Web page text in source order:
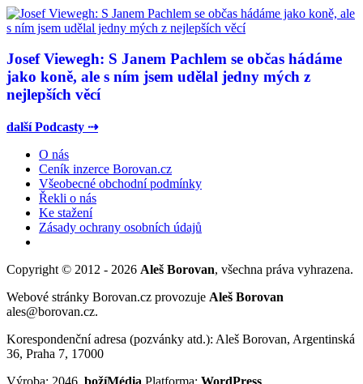
Josef Viewegh: S Janem Pachlem se občas hádáme
jako koně, ale s ním jsem udělal jedny mých z
nejlepších věcí
další Podcasty ⇢
O nás
Ceník inzerce Borovan.cz
Všeobecné obchodní podmínky
Řekli o nás
Ke stažení
Zásady ochrany osobních údajů
Copyright © 2012 - 2026 Aleš Borovan, všechna práva vyhrazena.
Webové stránky Borovan.cz provozuje Aleš Borovan
ales@borovan.cz.
Korespondenční adresa (pozvánky atd.): Aleš Borovan, Argentinská
36, Praha 7, 17000